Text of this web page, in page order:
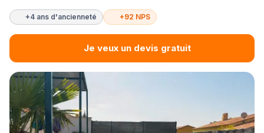
+4 ans d'ancienneté +92 NPS
Je veux un devis gratuit